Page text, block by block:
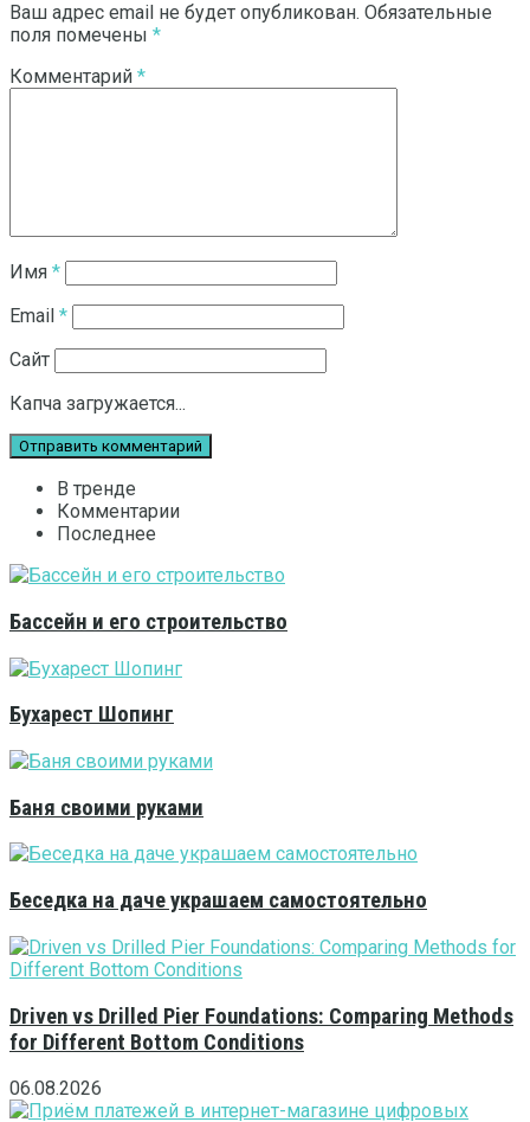
Ваш адрес email не будет опубликован. Обязательные
поля помечены *
Комментарий *
Имя *
Email *
Сайт
Капча загружается...
В тренде
Комментарии
Последнее
Бассейн и его строительство
Бухарест Шопинг
Баня своими руками
Беседка на даче украшаем самостоятельно
Driven vs Drilled Pier Foundations: Comparing Methods
for Different Bottom Conditions
06.08.2026